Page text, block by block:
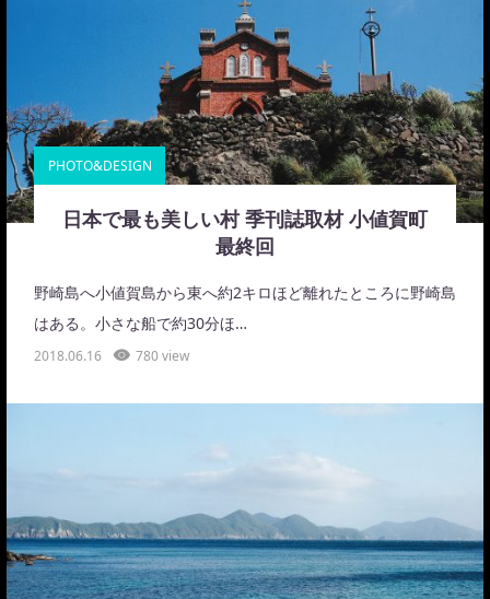
PHOTO&DESIGN
日本で最も美しい村 季刊誌取材 小値賀町
最終回
野崎島へ小値賀島から東へ約2キロほど離れたところに野崎島
はある。小さな船で約30分ほ…
2018.06.16 780 view